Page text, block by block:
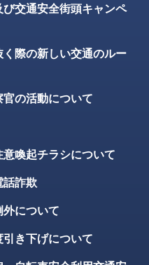
交通安全街頭キャンペ
際の新しい交通のルー
の活動について
喚起チラシについて
話詐欺
について
き下げについて